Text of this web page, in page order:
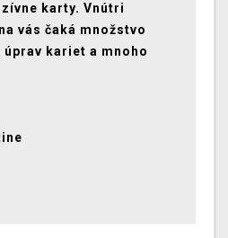
karty. Vnútri
vás čaká množstvo
kariet a mnoho